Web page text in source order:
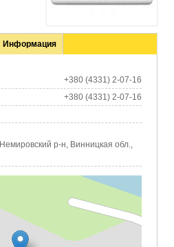
Информация
+380 (4331) 2-07-16
+380 (4331) 2-07-16
р-н, Винницкая обл.,